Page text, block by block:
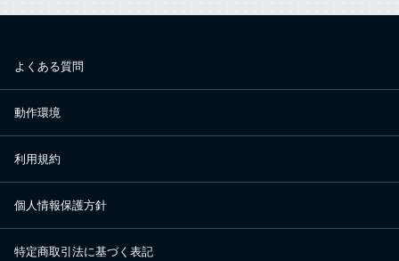
よくある質問
動作環境
利用規約
個人情報保護方針
特定商取引法に基づく表記